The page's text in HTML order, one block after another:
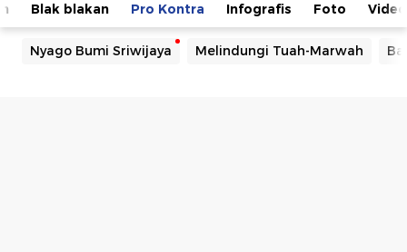
Blak blakan Pro Kontra Infografis Foto Video
Nyago Bumi Sriwijaya Melindungi Tuah-Marwah